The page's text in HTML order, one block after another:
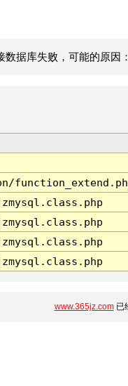
数据库失败，可能的原因
www.365jz.com已